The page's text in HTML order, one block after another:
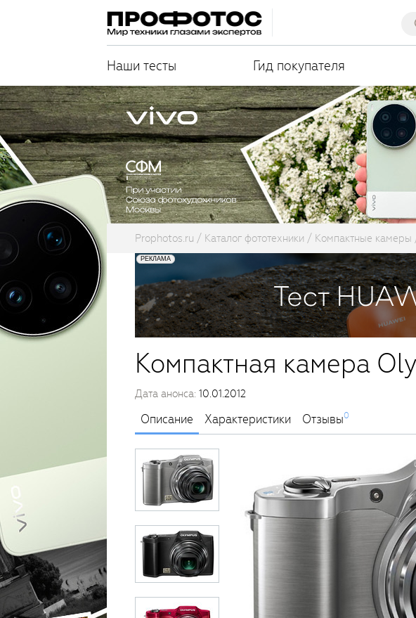
Наши тесты Гид покупателя
Prophotos.ru Каталог фототехники Компактные камеры
Компактная камера
Дата анонса: 10.01.2012
Описание Характеристики Отзывы0